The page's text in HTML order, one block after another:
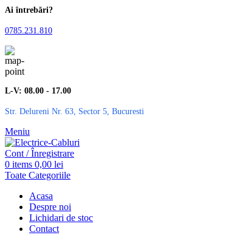
Ai întrebări?
0785.231.810
L-V: 08.00 - 17.00
Str. Delureni Nr. 63, Sector 5, Bucuresti
Meniu
Cont / Înregistrare
0 items 0,00 lei
Toate Categoriile
Acasa
Despre noi
Lichidari de stoc
Contact